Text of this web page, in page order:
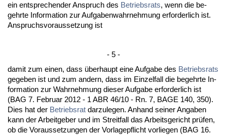
ein ent­spre­chen­der An­spruch des Be­triebs­rats, wenn die be­
gehr­te In­for­ma­ti­on zur Auf­ga­ben­wahr­neh­mung er­for­der­lich ist.
An­spruchs­vor­aus­set­zung ist
- 5 -
da­mit zum ei­nen, dass über­haupt ei­ne Auf­ga­be des Be­triebs­rats
ge­ge­ben ist und zum an­dern, dass im Ein­zel­fall die be­gehr­te In­
for­ma­ti­on zur Wahr­neh­mung die­ser Auf­ga­be er­for­der­lich ist
(BAG 7. Fe­bru­ar 2012 - 1 ABR 46/10 - Rn. 7, BA­GE 140, 350).
Dies hat der Be­triebs­rat dar­zu­le­gen. An­hand sei­ner An­ga­ben
kann der Ar­beit­ge­ber und im Streit­fall das Ar­beits­ge­richt prüfen,
ob die Vor­aus­set­zun­gen der Vor­la­ge­pflicht vor­lie­gen (BAG 16.